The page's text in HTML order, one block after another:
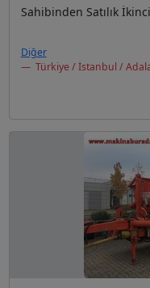
Sahibinden Satılık
Diğer
Türkiye / İstanbul /